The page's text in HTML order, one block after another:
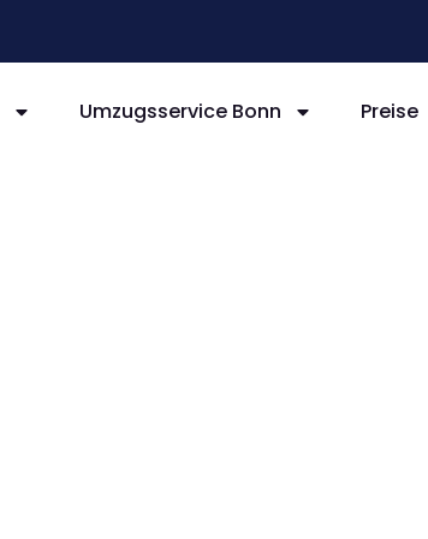
Umzugsservice Bonn Preise